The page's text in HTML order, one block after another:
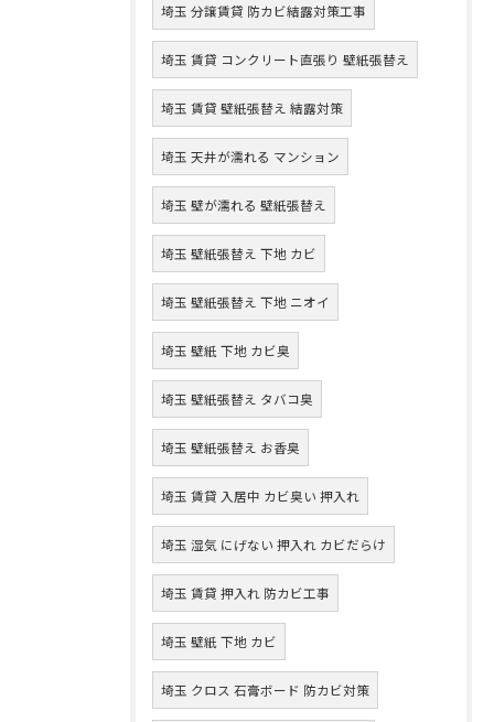
埼玉 分譲賃貸 防カビ結露対策工事
埼玉 賃貸 コンクリート直張り 壁紙張替え
埼玉 賃貸 壁紙張替え 結露対策
埼玉 天井が濡れる マンション
埼玉 壁が濡れる 壁紙張替え
埼玉 壁紙張替え 下地 カビ
埼玉 壁紙張替え 下地 ニオイ
埼玉 壁紙 下地 カビ臭
埼玉 壁紙張替え タバコ臭
埼玉 壁紙張替え お香臭
埼玉 賃貸 入居中 カビ臭い 押入れ
埼玉 湿気 にげない 押入れ カビだらけ
埼玉 賃貸 押入れ 防カビ工事
埼玉 壁紙 下地 カビ
埼玉 クロス 石膏ボード 防カビ対策